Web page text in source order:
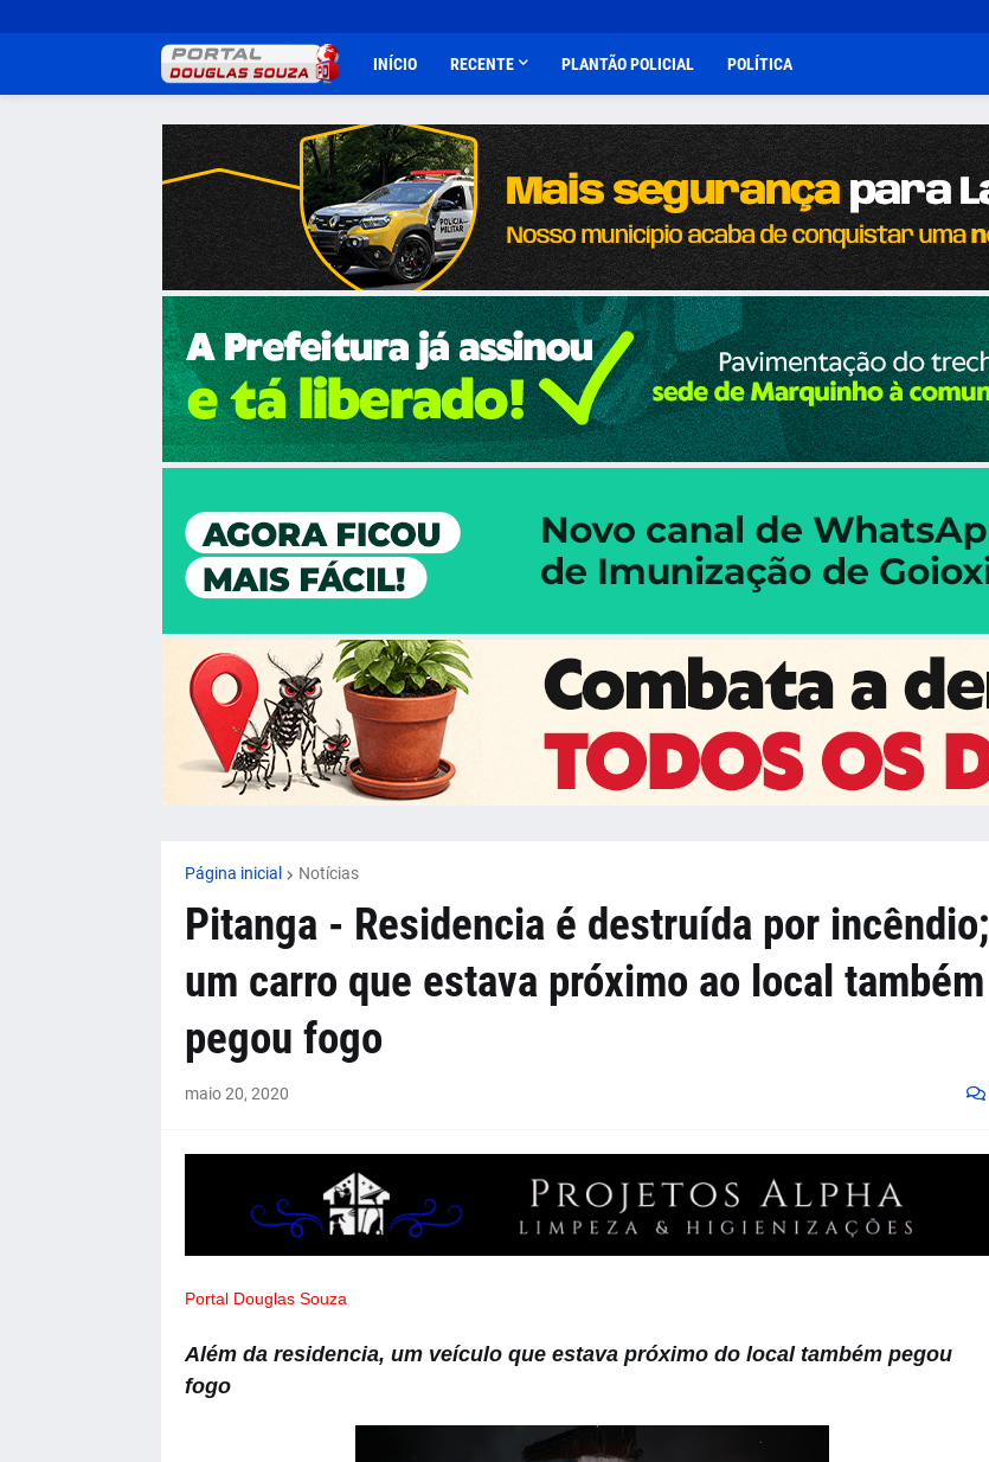
INÍCIO RECENTE PLANTÃO POLICIAL POLÍTICA
Página inicial Notícias
Pitanga - Residencia é destruída por incêndio;
um carro que estava próximo ao local também
pegou fogo
maio 20, 2020
Portal Douglas Souza
Além da residencia, um veículo que estava próximo do local também pegou
fogo